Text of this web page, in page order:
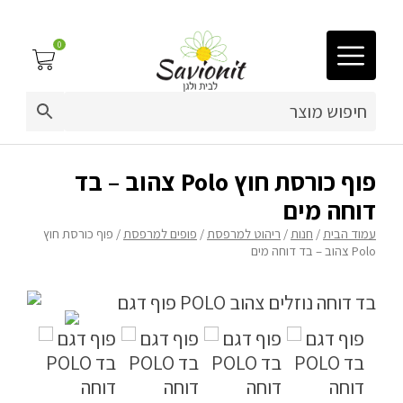
03-9212883
ריפוד לריהוט גן
פופים
ריהוט גן
מערכות ישיבה וריהוט
כריות נוי
0
פוף כורסת חוץ Polo צהוב – בד
דוחה מים
עמוד הבית/ חנות/ ריהוט למרפסת/ פופים למרפסת/ פוף כורסת חוץ
Polo צהוב – בד דוחה מים